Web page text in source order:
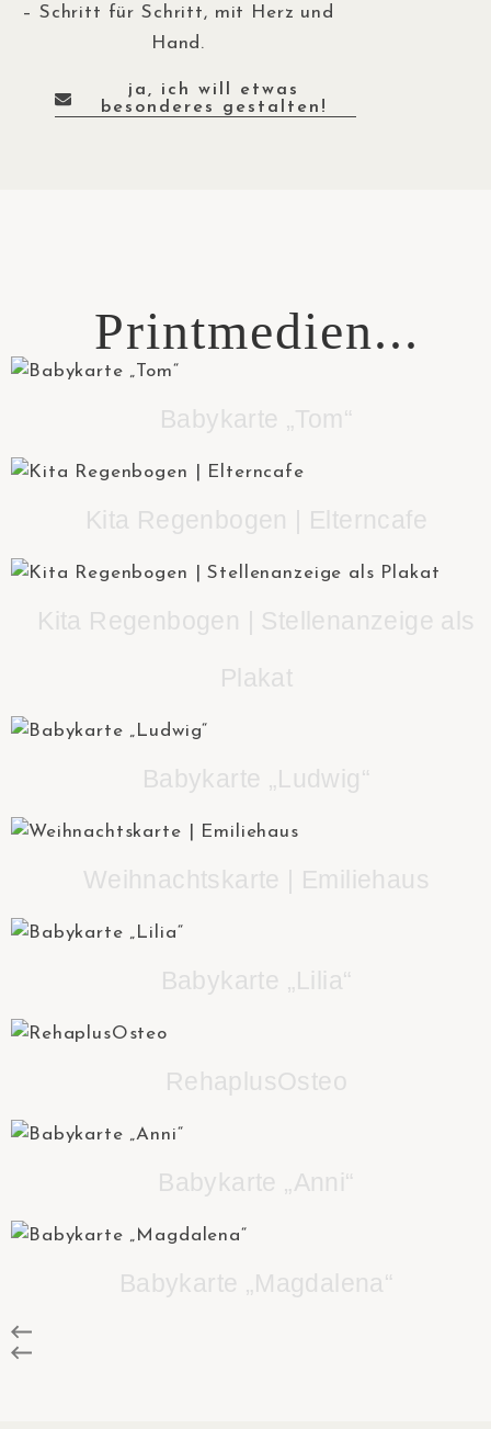
– Schritt für Schritt, mit Herz und
Hand.
ja, ich will etwas
besonderes gestalten!
Printmedien...
Babykarte „Tom“
Kita Regenbogen | Elterncafe
Kita Regenbogen | Stellenanzeige als
Plakat
Babykarte „Ludwig“
Weihnachtskarte | Emiliehaus
Babykarte „Lilia“
RehaplusOsteo
Babykarte „Anni“
Babykarte „Magdalena“